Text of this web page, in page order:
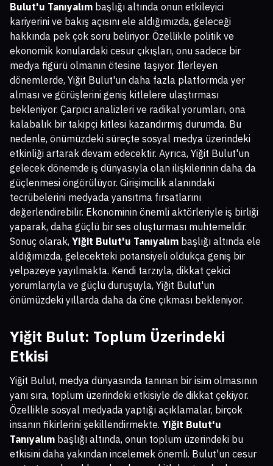
Bulut'u Tanıyalım başlığı altında onun etkileyici
kariyerini ve bakış açısını ele aldığımızda, geleceği
hakkında pek çok soru beliriyor. Özellikle politik ve
ekonomik konulardaki cesur çıkışları, onu sadece bir
medya figürü olmanın ötesine taşıyor. İlerleyen
dönemlerde, Yiğit Bulut'un daha fazla platformda yer
alması ve görüşlerini geniş kitlelere ulaştırması
bekleniyor. Çarpıcı analizleri ve radikal yorumları, ona
kalabalık bir takipçi kitlesi kazandırmış durumda. Bu
nedenle, önümüzdeki süreçte sosyal medya üzerindeki
etkinliği artarak devam edecektir. Ayrıca, Yiğit Bulut'un
gelecek dönemde iş dünyasıyla olan ilişkilerinin daha da
güçlenmesi öngörülüyor. Girişimcilik alanındaki
tecrübelerini medyada yansıtma fırsatlarını
değerlendirebilir. Ekonominin önemli aktörleriyle iş birliği
yaparak, daha güçlü bir ses oluşturması muhtemeldir.
Sonuç olarak, Yiğit Bulut'u Tanıyalım başlığı altında ele
aldığımızda, gelecekteki potansiyeli oldukça geniş bir
yelpazeye yayılmakta. Kendi tarzıyla, dikkat çekici
yorumlarıyla ve güçlü duruşuyla, Yiğit Bulut'un
önümüzdeki yıllarda daha da öne çıkması bekleniyor.
Yiğit Bulut: Toplum Üzerindeki
Etkisi
Yiğit Bulut, medya dünyasında tanınan bir isim olmasının
yanı sıra, toplum üzerindeki etkisiyle de dikkat çekiyor.
Özellikle sosyal medyada yaptığı açıklamalar, birçok
insanın fikirlerini şekillendirmekte. Yiğit Bulut'u
Tanıyalım başlığı altında, onun toplum üzerindeki bu
etkisini daha yakından incelemek önemli. Bulut'un cesur